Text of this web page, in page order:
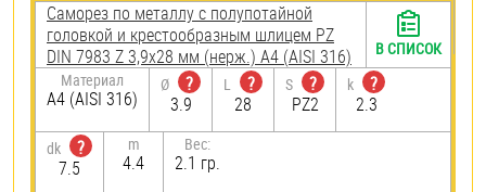
Саморез по металлу с полупотайной
головкой и крестообразным шлицем PZ
DIN 7983 Z 3,9х28 мм (нерж.) A4 (AISI 316)
Материал
A4 (AISI 316)
Ø
?
3.9
L
?
28
S
?
PZ2
k
?
2.3
dk
?
7.5
m
4.4
Вес:
2.1 гр.
В СПИСОК